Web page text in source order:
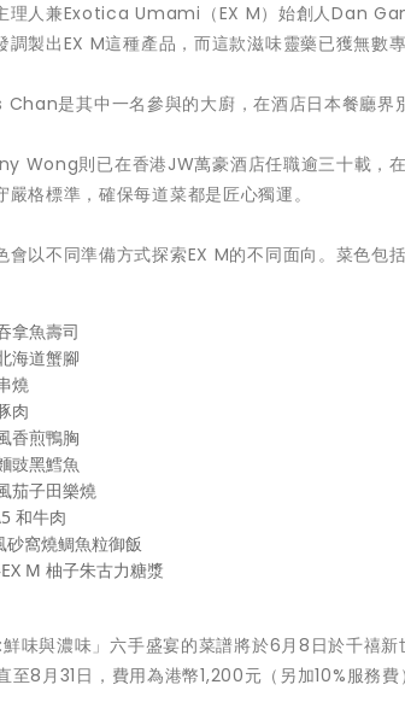
理人兼Exotica Umami（EX M）始創人Dan
調製出EX M這種產品，而這款滋味靈藥已獲無數
是其中一名參與的大廚，在酒店日本餐廳界
Wong則已在香港JW萬豪酒店任職逾三十載，
格標準，確保每道菜都是匠心獨運。
會以不同準備方式探索EX M的不同面向。菜色包括
拿魚壽司
海道蟹腳
燒
肉
香煎鴨胸
豉黑鱈魚
茄子田樂燒
和牛肉
砂窩燒鲷魚粒御飯
M 柚子朱古力糖漿
:鮮味與濃味」六手盛宴的菜譜將於6月8日於千禧
至8月31日，費用為港幣1,200元（另加10%服務